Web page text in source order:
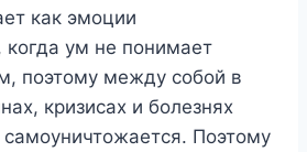
как эмоции
когда ум не понимает
поэтому между собой в
кризисах и болезнях
Поэтому